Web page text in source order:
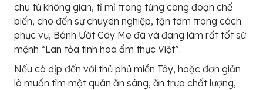
chu từ không gian, tỉ mỉ trong từng công đoạn chế
biến, cho đến sự chuyên nghiệp, tận tâm trong cách
phục vụ, Bánh Ướt Cây Me đã và đang làm rất tốt sứ
mệnh “Lan tỏa tinh hoa ẩm thực Việt”.
Nếu có dịp đến với thủ phủ miền Tây, hoặc đơn giản
là muốn tìm một quán ăn sáng, ăn trưa chất lượng,